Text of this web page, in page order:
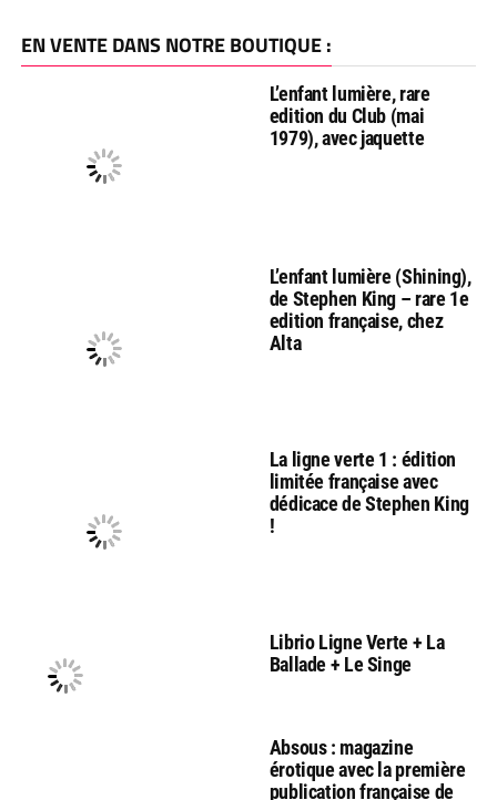
EN VENTE DANS NOTRE BOUTIQUE :
L’enfant lumière, rare
edition du Club (mai
1979), avec jaquette
L’enfant lumière (Shining),
de Stephen King – rare 1e
edition française, chez
Alta
La ligne verte 1 : édition
limitée française avec
dédicace de Stephen King
!
Librio Ligne Verte + La
Ballade + Le Singe
Absous : magazine
érotique avec la première
publication française de